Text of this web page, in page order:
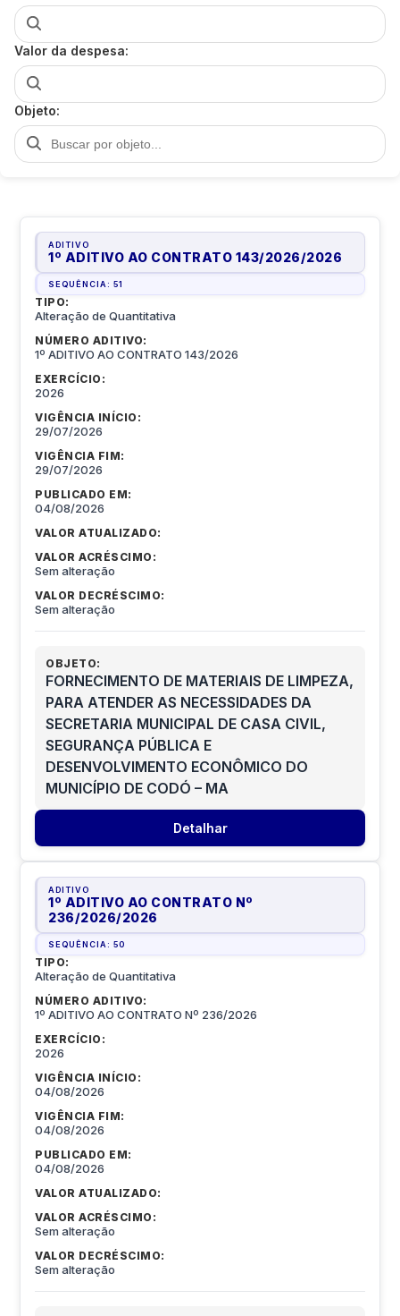
Valor da despesa:
Objeto:
ADITIVO
1º ADITIVO AO CONTRATO 143/2026/2026
SEQUÊNCIA:51
TIPO:
Alteração de Quantitativa
NÚMERO ADITIVO:
1º ADITIVO AO CONTRATO 143/2026
EXERCÍCIO:
2026
VIGÊNCIA INÍCIO:
29/07/2026
VIGÊNCIA FIM:
29/07/2026
PUBLICADO EM:
04/08/2026
VALOR ATUALIZADO:
VALOR ACRÉSCIMO:
Sem alteração
VALOR DECRÉSCIMO:
Sem alteração
OBJETO:
FORNECIMENTO DE MATERIAIS DE LIMPEZA,
PARA ATENDER AS NECESSIDADES DA
SECRETARIA MUNICIPAL DE CASA CIVIL,
SEGURANÇA PÚBLICA E
DESENVOLVIMENTO ECONÔMICO DO
MUNICÍPIO DE CODÓ – MA
Detalhar
ADITIVO
1º ADITIVO AO CONTRATO Nº
236/2026/2026
SEQUÊNCIA:50
TIPO:
Alteração de Quantitativa
NÚMERO ADITIVO:
1º ADITIVO AO CONTRATO Nº 236/2026
EXERCÍCIO:
2026
VIGÊNCIA INÍCIO:
04/08/2026
VIGÊNCIA FIM:
04/08/2026
PUBLICADO EM:
04/08/2026
VALOR ATUALIZADO:
VALOR ACRÉSCIMO:
Sem alteração
VALOR DECRÉSCIMO:
Sem alteração